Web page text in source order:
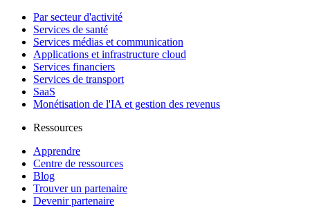
Par secteur d'activité
Services de santé
Services médias et communication
Applications et infrastructure cloud
Services financiers
Services de transport
SaaS
Monétisation de l'IA et gestion des revenus
Ressources
Apprendre
Centre de ressources
Blog
Trouver un partenaire
Devenir partenaire